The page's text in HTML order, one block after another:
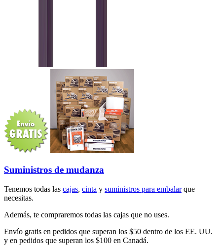
Suministros de mudanza
Tenemos todas las cajas, cinta y suministros para embalarque
necesitas.
Además, te compraremos todas las cajas que no uses.
Envío gratis en pedidos que superan los $50 dentro de los EE. UU.
y en pedidos que superan los $100 en Canadá.